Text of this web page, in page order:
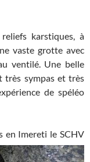
karstiques, à
vaste grotte avec
ventilé. Une belle
très sympas et très
de spéléo
Imereti le SCHV